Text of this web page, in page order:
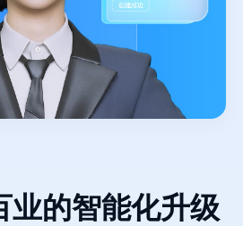
业的智能化升级